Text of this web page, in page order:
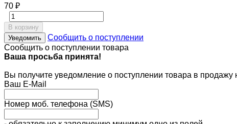
70 ₽
В корзину
Уведомить
Сообщить о поступлении
Сообщить о поступлении товара
Ваша просьба принята!
Вы получите уведомление о поступлении товара в продажу
Ваш E-Mail
Номер моб. телефона (SMS)